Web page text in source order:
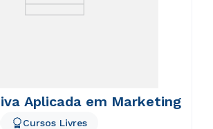
Aplicada em Marketing
Cursos Livres